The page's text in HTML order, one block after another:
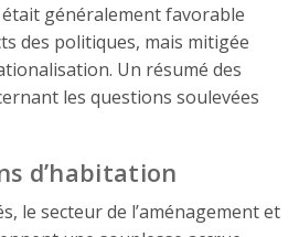
généralement favorable
des politiques, mais mitigée
Un résumé des
les questions soulevées
d’habitation
le secteur de l’aménagement et